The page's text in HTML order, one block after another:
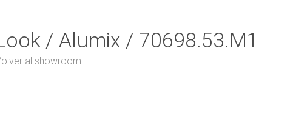
/ Alumix / 70698.53.M1
al showroom